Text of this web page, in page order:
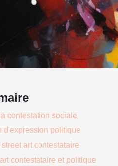
contestation sociale
d'expression politique
art contestataire
contestataire et politique